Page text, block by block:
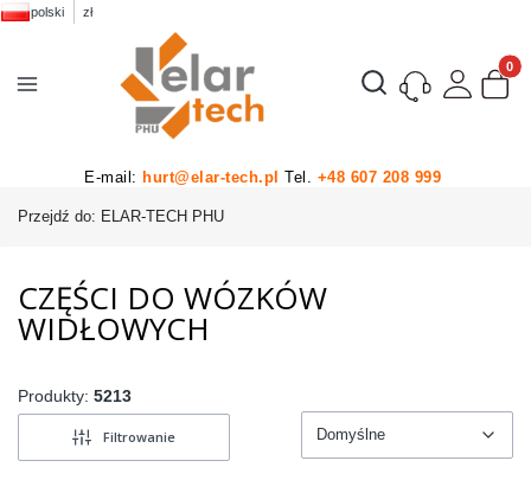
polski zł
Otwórz wyszukiwarkę
E-mail: hurt@elar-tech.pl Tel. +48 607 208 999
Przejdź do: ELAR-TECH PHU
CZĘŚCI DO WÓZKÓW
WIDŁOWYCH
Produkty: 5213
Filtrowanie Domyślne